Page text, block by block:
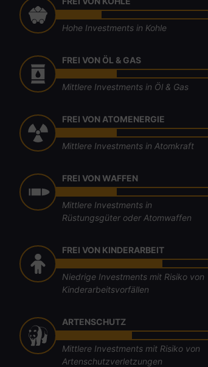
Hohe Investments in Kohle
FREI VON ÖL & GAS
Mittlere Investments in Öl & Gas
FREI VON ATOMENERGIE
Mittlere Investments in Atomkraft
FREI VON WAFFEN
Mittlere Investments in
Rüstungsgüter oder Atomwaffen
FREI VON KINDERARBEIT
Niedrige Investments mit Risiko von
Kinderarbeitsvorfällen
ARTENSCHUTZ
Mittlere Investments mit Risiko von
Artenschutzverletzungen